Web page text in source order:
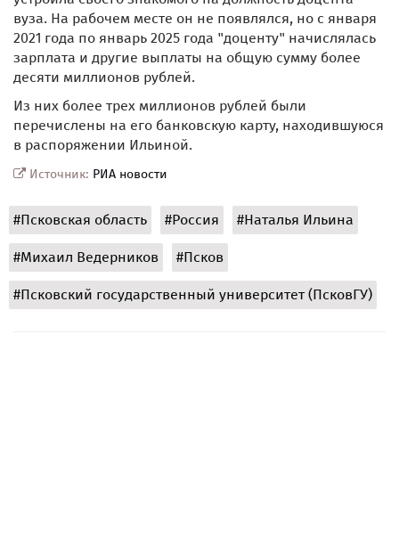
вуза. На рабочем месте он не появлялся, но с января
2021 года по январь 2025 года "доценту" начислялась
зарплата и другие выплаты на общую сумму более
десяти миллионов рублей.
Из них более трех миллионов рублей были
перечислены на его банковскую карту, находившуюся
в распоряжении Ильиной.
Источник: РИА новости
#Псковская область #Россия #Наталья Ильина
#Михаил Ведерников #Псков
#Псковский государственный университет (ПсковГУ)